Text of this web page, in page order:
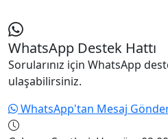
WhatsApp Destek Hattı
Sorularınız için WhatsApp
ulaşabilirsiniz.
WhatsApp'tan Mesaj